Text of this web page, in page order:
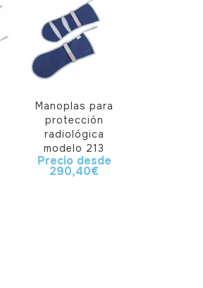
Manoplas para
protección
radiológica
modelo 213
Precio desde
290,40€